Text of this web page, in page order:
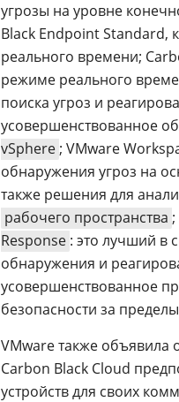
угрозы на уровне
Black Endpoint Standard,
реального времени;
режиме реального
поиска угроз и
усовершенствованное
vSphere ; VMware
обнаружения угроз на
также решения для
рабочего пространства
Response : это лучший в
обнаружения и
усовершенствованное
безопасности за
VMware также объявила
Carbon Black Cloud
устройств для своих